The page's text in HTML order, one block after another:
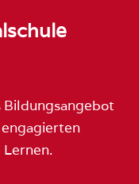
Bildungsangebot
Lernen.